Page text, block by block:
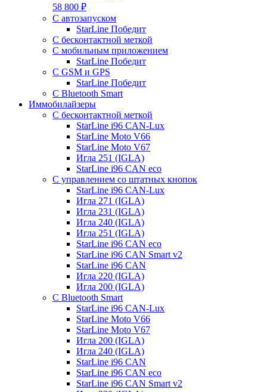
58 800 ₽
С автозапуском
StarLine Победит
С бесконтактной меткой
С мобильным приложением
StarLine Победит
С GSM и GPS
StarLine Победит
С Bluetooth Smart
Иммобилайзеры
С бесконтактной меткой
StarLine i96 CAN-Lux
StarLine Moto V66
StarLine Moto V67
Игла 251 (IGLA)
StarLine i96 CAN eco
С управлением со штатных кнопок
StarLine i96 CAN-Lux
Игла 271 (IGLA)
Игла 231 (IGLA)
Игла 240 (IGLA)
Игла 251 (IGLA)
StarLine i96 CAN eco
StarLine i96 CAN Smart v2
StarLine i96 CAN
Игла 220 (IGLA)
Игла 200 (IGLA)
С Bluetooth Smart
StarLine i96 CAN-Lux
StarLine Moto V66
StarLine Moto V67
Игла 200 (IGLA)
Игла 240 (IGLA)
StarLine i96 CAN
StarLine i96 CAN eco
StarLine i96 CAN Smart v2